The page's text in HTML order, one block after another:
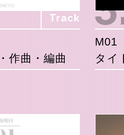
Track
作曲・編曲
M01
タイ